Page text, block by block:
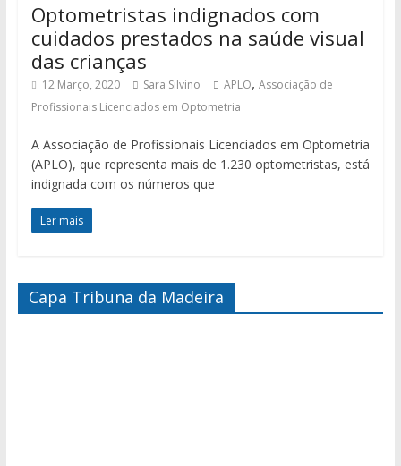
Optometristas indignados com
cuidados prestados na saúde visual
das crianças
12 Março, 2020 Sara Silvino APLO, Associação de
Profissionais Licenciados em Optometria
A Associação de Profissionais Licenciados em Optometria
(APLO), que representa mais de 1.230 optometristas, está
indignada com os números que
Ler mais
Capa Tribuna da Madeira